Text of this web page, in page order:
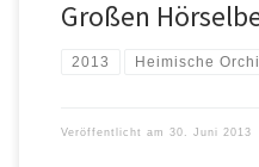
Großen
2013 Heimische
Veröffentlicht am 30. Juni 2013